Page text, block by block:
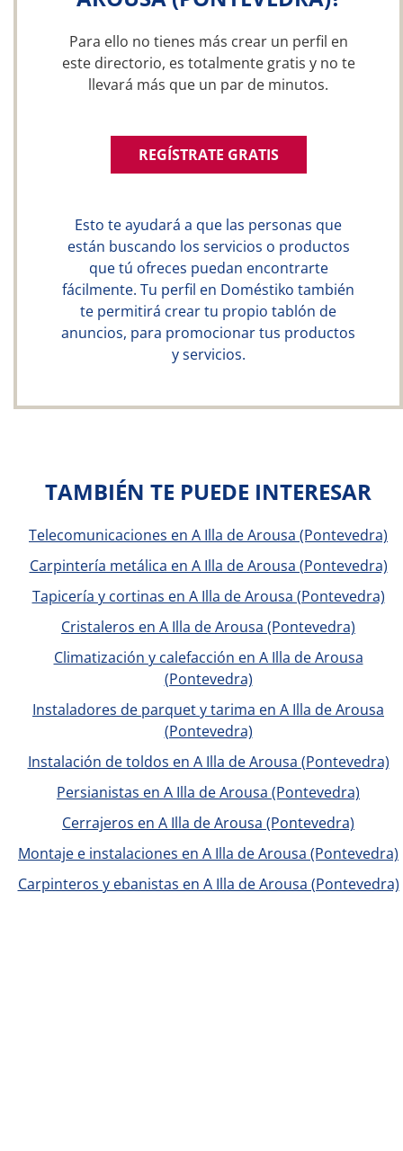
Para ello no tienes más crear un perfil en
este directorio, es totalmente gratis y no te
llevará más que un par de minutos.
REGÍSTRATE GRATIS
Esto te ayudará a que las personas que
están buscando los servicios o productos
que tú ofreces puedan encontrarte
fácilmente. Tu perfil en Doméstiko también
te permitirá crear tu propio tablón de
anuncios, para promocionar tus productos
y servicios.
TAMBIÉN TE PUEDE INTERESAR
Telecomunicaciones en A Illa de Arousa (Pontevedra)
Carpintería metálica en A Illa de Arousa (Pontevedra)
Tapicería y cortinas en A Illa de Arousa (Pontevedra)
Cristaleros en A Illa de Arousa (Pontevedra)
Climatización y calefacción en A Illa de Arousa
(Pontevedra)
Instaladores de parquet y tarima en A Illa de Arousa
(Pontevedra)
Instalación de toldos en A Illa de Arousa (Pontevedra)
Persianistas en A Illa de Arousa (Pontevedra)
Cerrajeros en A Illa de Arousa (Pontevedra)
Montaje e instalaciones en A Illa de Arousa (Pontevedra)
Carpinteros y ebanistas en A Illa de Arousa (Pontevedra)